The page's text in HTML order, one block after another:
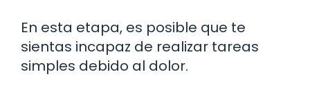
En esta etapa, es posible que te
sientas incapaz de realizar tareas
simples debido al dolor.